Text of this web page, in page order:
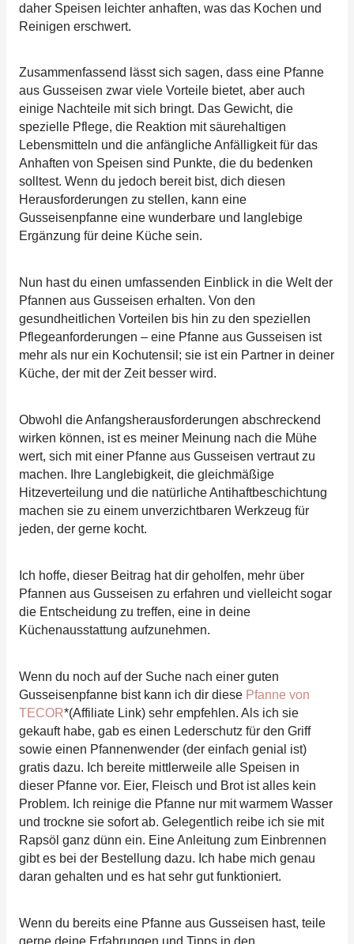
daher Speisen leichter anhaften, was das Kochen und
Reinigen erschwert.
Zusammenfassend lässt sich sagen, dass eine Pfanne
aus Gusseisen zwar viele Vorteile bietet, aber auch
einige Nachteile mit sich bringt. Das Gewicht, die
spezielle Pflege, die Reaktion mit säurehaltigen
Lebensmitteln und die anfängliche Anfälligkeit für das
Anhaften von Speisen sind Punkte, die du bedenken
solltest. Wenn du jedoch bereit bist, dich diesen
Herausforderungen zu stellen, kann eine
Gusseisenpfanne eine wunderbare und langlebige
Ergänzung für deine Küche sein.
Nun hast du einen umfassenden Einblick in die Welt der
Pfannen aus Gusseisen erhalten. Von den
gesundheitlichen Vorteilen bis hin zu den speziellen
Pflegeanforderungen – eine Pfanne aus Gusseisen ist
mehr als nur ein Kochutensil; sie ist ein Partner in deiner
Küche, der mit der Zeit besser wird.
Obwohl die Anfangsherausforderungen abschreckend
wirken können, ist es meiner Meinung nach die Mühe
wert, sich mit einer Pfanne aus Gusseisen vertraut zu
machen. Ihre Langlebigkeit, die gleichmäßige
Hitzeverteilung und die natürliche Antihaftbeschichtung
machen sie zu einem unverzichtbaren Werkzeug für
jeden, der gerne kocht.
Ich hoffe, dieser Beitrag hat dir geholfen, mehr über
Pfannen aus Gusseisen zu erfahren und vielleicht sogar
die Entscheidung zu treffen, eine in deine
Küchenausstattung aufzunehmen.
Wenn du noch auf der Suche nach einer guten
Gusseisenpfanne bist kann ich dir diese Pfanne von
TECOR*(Affiliate Link) sehr empfehlen. Als ich sie
gekauft habe, gab es einen Lederschutz für den Griff
sowie einen Pfannenwender (der einfach genial ist)
gratis dazu. Ich bereite mittlerweile alle Speisen in
dieser Pfanne vor. Eier, Fleisch und Brot ist alles kein
Problem. Ich reinige die Pfanne nur mit warmem Wasser
und trockne sie sofort ab. Gelegentlich reibe ich sie mit
Rapsöl ganz dünn ein. Eine Anleitung zum Einbrennen
gibt es bei der Bestellung dazu. Ich habe mich genau
daran gehalten und es hat sehr gut funktioniert.
Wenn du bereits eine Pfanne aus Gusseisen hast, teile
gerne deine Erfahrungen und Tipps in den